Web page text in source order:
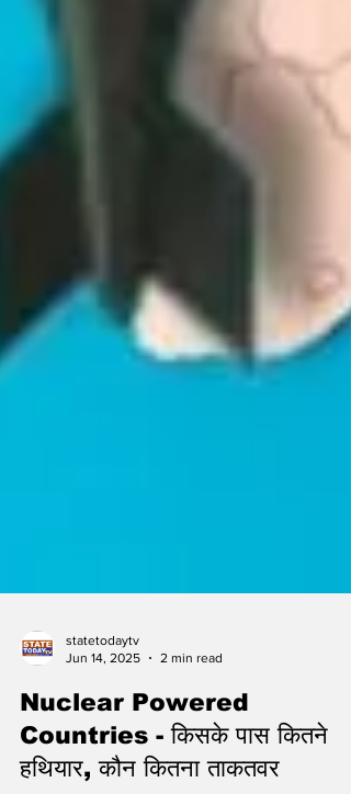
statetodaytv
Jun 14, 2025
2 min read